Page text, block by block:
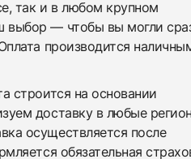
так и в любом крупном
выбор — чтобы вы могли
производится
строится на основании
доставку в любые
осуществляется после
обязательная